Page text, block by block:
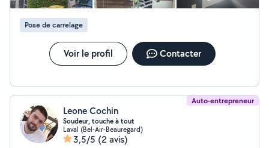
Pose de carrelage
Voir le profil Contacter
Auto-entrepreneur
Leone Cochin
Soudeur, touche à tout
Laval (Bel-Air-Beauregard)
3,5/5 (2 avis)